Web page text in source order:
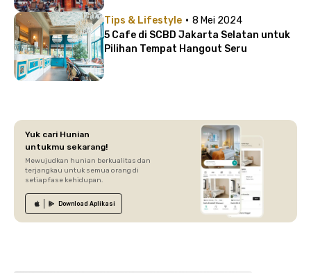
Tips & Lifestyle · 8 Mei 2024
5 Cafe di SCBD Jakarta Selatan untuk
Pilihan Tempat Hangout Seru
Yuk cari Hunian
untukmu sekarang!
Mewujudkan hunian berkualitas dan
terjangkau untuk semua orang di
setiap fase kehidupan.
Download Aplikasi